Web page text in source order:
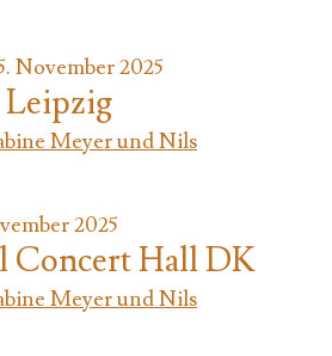
November 2025
Leipzig
Meyer und Nils
2025
Concert Hall DK
Meyer und Nils